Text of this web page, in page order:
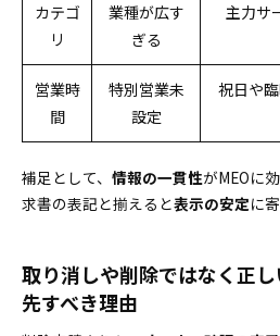
カテゴ
リ
業種が広す
ぎる
主力サ
営業時
間
特別営業未
設定
祝日や
補足として、 情報の一貫性がMEOに
求書の表記と揃えると表示の安定に
取り消しや削除ではなく正
先すべき理由